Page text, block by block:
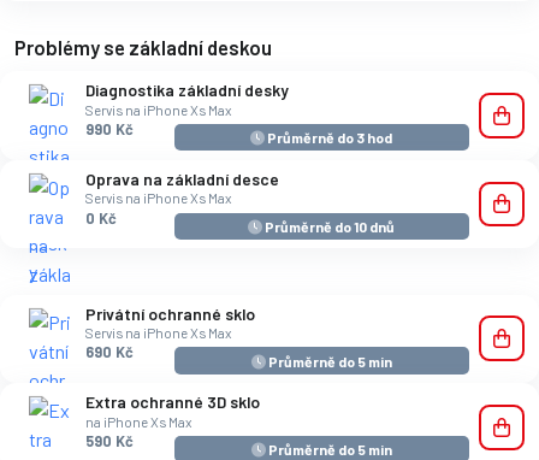
Problémy se základní deskou
Diagnostika základní desky
Servis na iPhone Xs Max
990 Kč
Průměrně do 3 hod
Oprava na základní desce
Servis na iPhone Xs Max
0 Kč
Průměrně do 10 dnů
Privátní ochranné sklo
Servis na iPhone Xs Max
690 Kč
Průměrně do 5 min
Extra ochranné 3D sklo
na iPhone Xs Max
590 Kč
Průměrně do 5 min